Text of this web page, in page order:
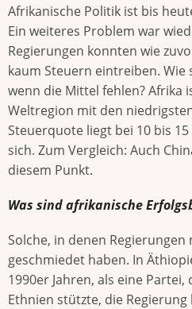
Afrikanische Politik ist bis
Ein weiteres Problem war
Regierungen konnten wie
kaum Steuern eintreiben.
wenn die Mittel fehlen? Afrika
Weltregion mit den
Steuerquote liegt bei 10 bis
sich. Zum Vergleich: Auch
diesem Punkt.
Was sind afrikanische
Solche, in denen
geschmiedet haben. In
1990er Jahren, als eine
Ethnien stützte, die Regierung